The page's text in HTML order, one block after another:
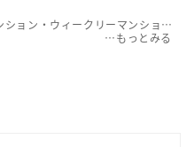
北１８条駅/ペット可のマンスリーマンション・ウィークリーマンション賃貸物件一覧を掲載中。敷金・礼金無料、家具・家電付をご紹介。こだわり条件での絞込みも簡単！
…